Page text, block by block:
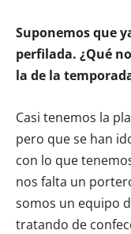
Suponemos que
perfilada. ¿Qué
la de la
Casi tenemos la
pero que se han
con lo que
nos falta un
somos un equipo
tratando de